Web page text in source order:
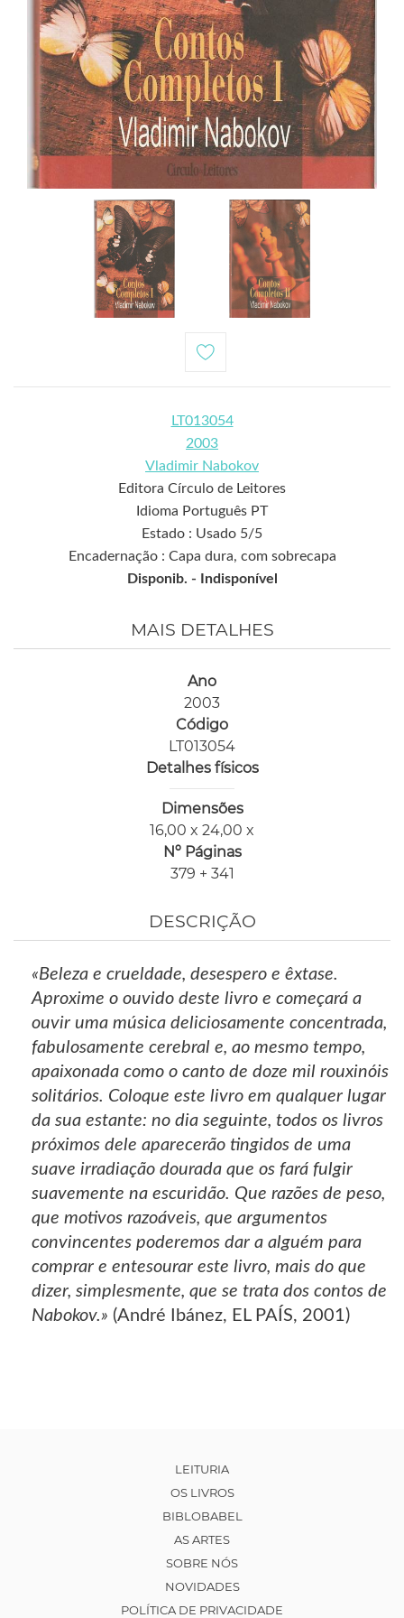
LT013054
2003
Vladimir Nabokov
Editora Círculo de Leitores
Idioma Português PT
Estado : Usado 5/5
Encadernação : Capa dura, com sobrecapa
Disponib. -
Indisponível
MAIS DETALHES
Ano
2003
Código
LT013054
Detalhes físicos
Dimensões
16,00 x 24,00 x
Nº Páginas
379 + 341
DESCRIÇÃO
«Beleza e crueldade, desespero e êxtase.
Aproxime o ouvido deste livro e começará a
ouvir uma música deliciosamente concentrada,
fabulosamente cerebral e, ao mesmo tempo,
apaixonada como o canto de doze mil rouxinóis
solitários. Coloque este livro em qualquer lugar
da sua estante: no dia seguinte, todos os livros
próximos dele aparecerão tingidos de uma
suave irradiação dourada que os fará fulgir
suavemente na escuridão. Que razões de peso,
que motivos razoáveis, que argumentos
convincentes poderemos dar a alguém para
comprar e entesourar este livro, mais do que
dizer, simplesmente, que se trata dos contos de
Nabokov.» (André Ibánez, EL PAÍS, 2001)
LEITURIA
OS LIVROS
BIBLOBABEL
AS ARTES
SOBRE NÓS
NOVIDADES
POLÍTICA DE PRIVACIDADE